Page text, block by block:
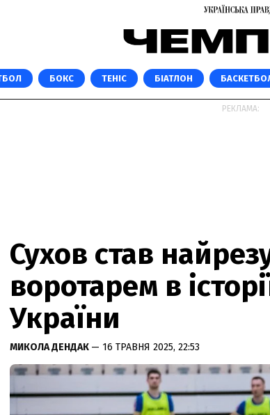
БОКС ТЕНІС БІАТЛОН
РЕКЛАМА:
Сухов став
воротарем в
України
МИКОЛА ДЕНДАК — 16 ТРАВНЯ 2025, 22:53